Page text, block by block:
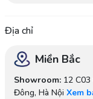
Địa chỉ
Miền Bắc
Showroom:12 C03
Đông, Hà Nội Xem